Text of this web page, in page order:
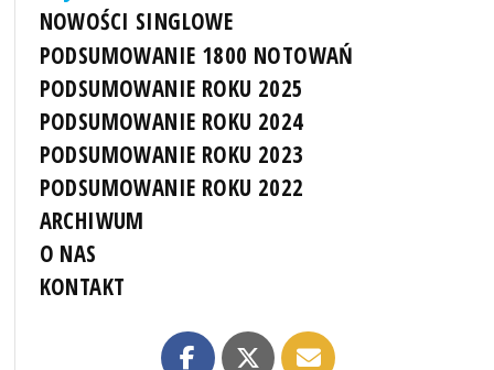
NOWOŚCI SINGLOWE
PODSUMOWANIE 1800 NOTOWAŃ
PODSUMOWANIE ROKU 2025
PODSUMOWANIE ROKU 2024
PODSUMOWANIE ROKU 2023
PODSUMOWANIE ROKU 2022
ARCHIWUM
O NAS
KONTAKT